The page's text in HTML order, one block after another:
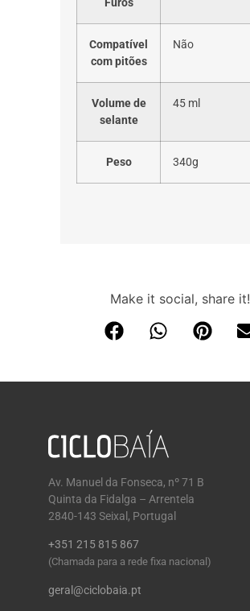
Furos
Compatível
com pitões
Não
Volume de
selante
45 ml
Peso 340g
Make it social, share it!
Av. Manuel da Fonseca, nº 71 B
Quinta da Fidalga – Arrentela
2840-143 Seixal, Portugal
+351 215 815 867
(Chamada para a rede fixa nacional)
geral@ciclobaia.pt